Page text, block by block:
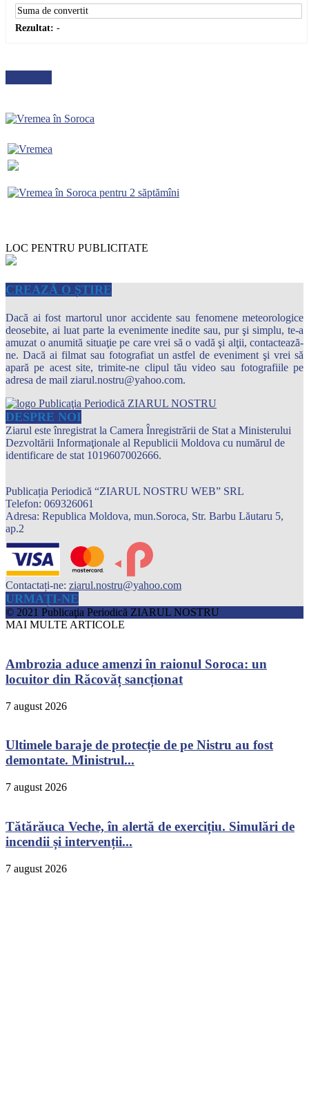
Rezultat: -
LOC PENTRU PUBLICITATE
CREAZĂ O ȘTIRE
Dacă ai fost martorul unor accidente sau fenomene meteorologice
deosebite, ai luat parte la evenimente inedite sau, pur şi simplu, te-a
amuzat o anumită situaţie pe care vrei să o vadă şi alţii, contactează-
ne. Dacă ai filmat sau fotografiat un astfel de eveniment şi vrei să
apară pe acest site, trimite-ne clipul tău video sau fotografiile pe
adresa de mail ziarul.nostru@yahoo.com.
DESPRE NOI
Ziarul este înregistrat la Camera Înregistrării de Stat a Ministerului
Dezvoltării Informaţionale al Republicii Moldova cu numărul de
identificare de stat 1019607002666.
Publicația Periodică “ZIARUL NOSTRU WEB” SRL
Telefon: 069326061
Adresa: Republica Moldova, mun.Soroca, Str. Barbu Lăutaru 5,
ap.2
Contactați-ne: ziarul.nostru@yahoo.com
URMAȚI-NE
© 2021 Publicaţia Periodică ZIARUL NOSTRU
MAI MULTE ARTICOLE
Ambrozia aduce amenzi în raionul Soroca: un
locuitor din Răcovăț sancționat
7 august 2026
Ultimele baraje de protecție de pe Nistru au fost
demontate. Ministrul...
7 august 2026
Tătărăuca Veche, în alertă de exercițiu. Simulări de
incendii și intervenții...
7 august 2026